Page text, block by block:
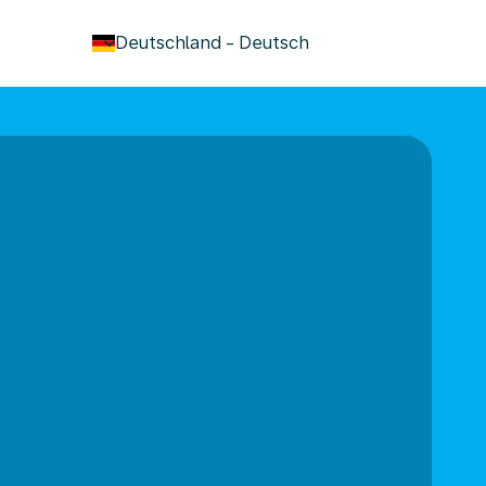
Deutschland - Deutsch
keyboard_arrow_down